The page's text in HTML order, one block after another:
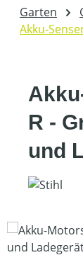
Garten
Akku-
R -
und
Bildergalerie